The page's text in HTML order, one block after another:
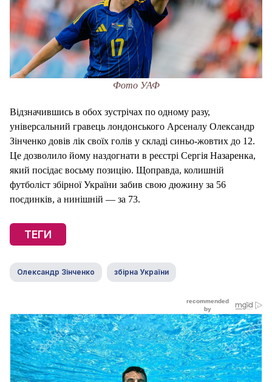
Фото УАФ
Відзначившись в обох зустрічах по одному разу,
універсальний гравець лондонського Арсеналу Олександр
Зінченко довів лік своїх голів у складі синьо-жовтих до 12.
Це дозволило йому наздогнати в реєстрі Сергія Назаренка,
який посідає восьму позицію. Щоправда, колишній
футболіст збірної України забив свою дюжину за 56
поєдинків, а нинішній — за 73.
ТЕГИ
Олександр Зінченко збірна України